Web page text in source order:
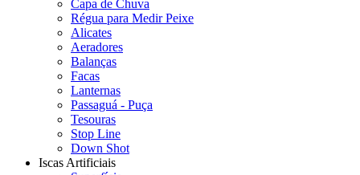
Capa de Chuva
Régua para Medir Peixe
Alicates
Aeradores
Balanças
Facas
Lanternas
Passaguá - Puça
Tesouras
Stop Line
Down Shot
Iscas Artificiais